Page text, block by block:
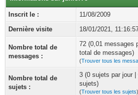
Inscrit le :
11/08/2009
Dernière visite
18/01/2021,
Nombre total de
messages :
72 (0,01 messages
total de messages)
(Trouver tous les
Nombre total de
sujets :
3 (0 sujets par jour
sujets)
(Trouver tous les sujets)